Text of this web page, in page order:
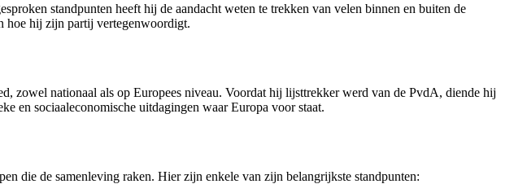
standpunten heeft hij de aandacht weten te trekken van velen binnen en buiten de
hoe hij zijn partij vertegenwoordigt.
zowel nationaal als op Europees niveau. Voordat hij lijsttrekker werd van de PvdA, diende hij
en sociaaleconomische uitdagingen waar Europa voor staat.
die de samenleving raken. Hier zijn enkele van zijn belangrijkste standpunten: